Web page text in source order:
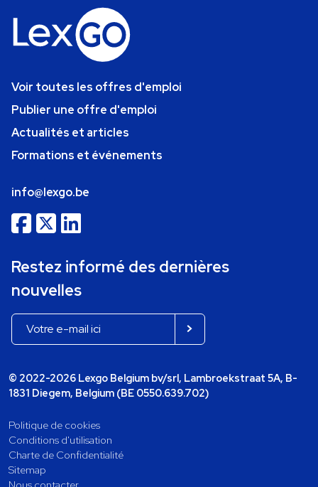
Voir toutes les offres d'emploi
Publier une offre d'emploi
Actualités et articles
Formations et événements
info@lexgo.be
Restez informé des dernières
nouvelles
© 2022-2026 Lexgo Belgium bv/srl, Lambroekstraat 5A, B-
1831 Diegem, Belgium (BE 0550.639.702)
Politique de cookies
Conditions d'utilisation
Charte de Confidentialité
Sitemap